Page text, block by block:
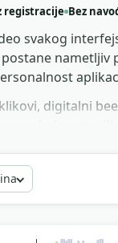
registracije Bez
svakog
digitalni